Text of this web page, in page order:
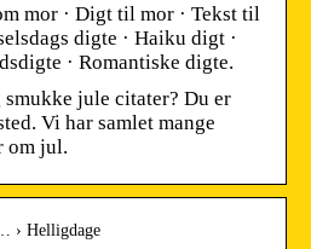
mor · Digt til mor · Tekst til
digte · Haiku digt ·
· Romantiske digte.
jule citater? Du er
Vi har samlet mange
om jul.
› Helligdage